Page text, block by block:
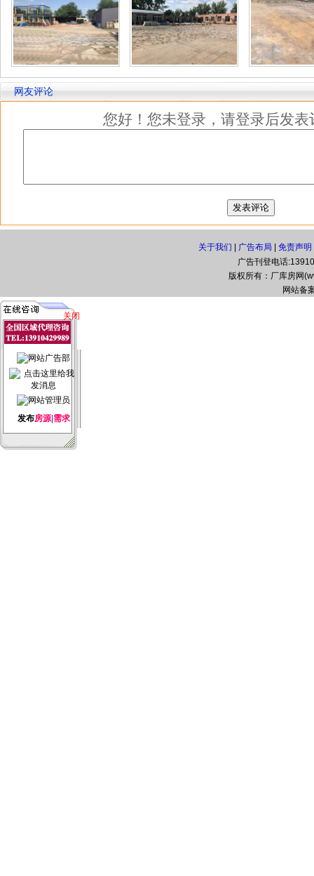
网友评论
您好！您未登录，请登录后发
关于我们 广告布局 免责声明
广告刊登电话
版权所有：厂库房网
网站备
关闭
发布房源| 需求